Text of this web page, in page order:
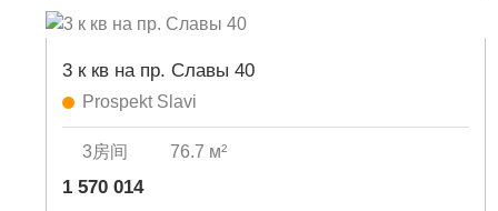
3 к кв на пр. Славы 40
Prospekt Slavi
3房间 76.7 м²
1 570 014